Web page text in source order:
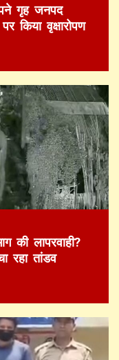
गृह जनपद
किया वृक्षारोपण
की लापरवाही?
रहा तांडव